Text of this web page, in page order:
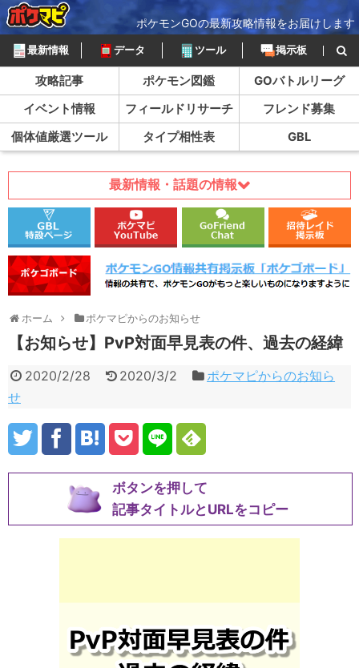
ポケモンGOの最新攻略情報をお届けします
最新情報 データ ツール 掲示板
攻略記事 ポケモン図鑑
GOバトルリーグ
イベント情報
フィールドリサーチ
フレンド募集
個体値厳選ツール
タイプ相性表 GBL
最新情報・話題の情報
ホーム ポケマピからのお知らせ
【お知らせ】PvP対面早見表の件、過去の経緯
2020/2/28 2020/3/2
ポケマピからのお知ら
せ
ボタンを押して
記事タイトルとURLをコピー